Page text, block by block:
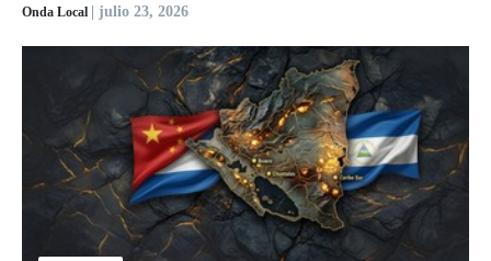
Onda Local | julio 23, 2026